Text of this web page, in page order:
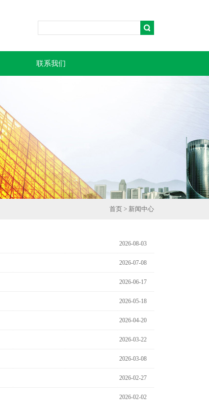
联系我们
首页 > 新闻中心
2026-08-03
2026-07-08
2026-06-17
2026-05-18
2026-04-20
2026-03-22
2026-03-08
2026-02-27
2026-02-02